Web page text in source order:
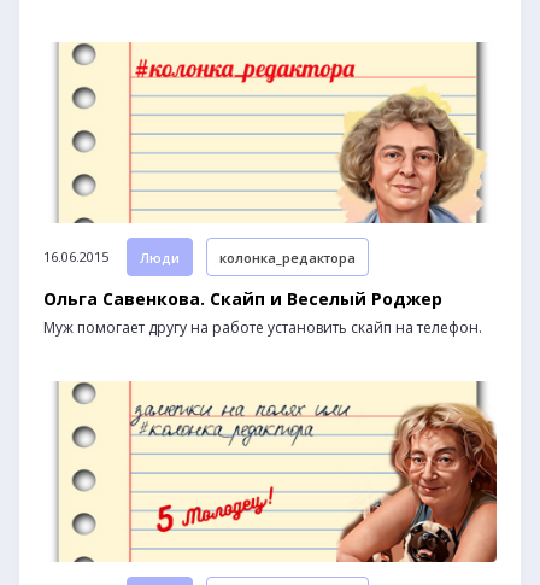
16.06.2015 Люди колонка_редактора
Ольга Савенкова. Скайп и Веселый Роджер
Муж помогает другу на работе установить скайп на телефон.